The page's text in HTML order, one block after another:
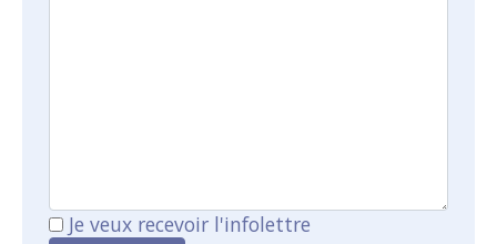
Je veux recevoir l'infolettre